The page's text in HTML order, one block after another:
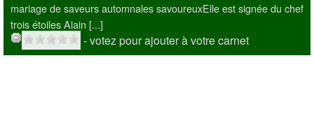
mariage de saveurs automnales savoureuxElle est signée du chef
trois étoiles Alain [...]
- votez pour ajouter à votre carnet